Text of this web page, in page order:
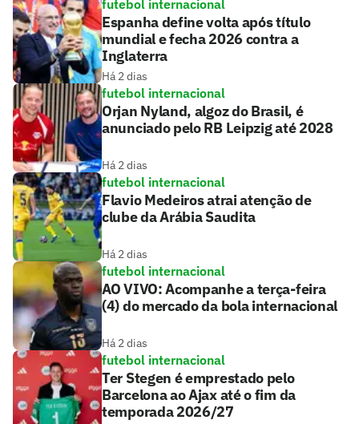
futebol internacional
Espanha define volta após título
mundial e fecha 2026 contra a
Inglaterra
Há 2 dias
futebol internacional
Orjan Nyland, algoz do Brasil, é
anunciado pelo RB Leipzig até 2028
Há 2 dias
futebol internacional
Flavio Medeiros atrai atenção de
clube da Arábia Saudita
Há 2 dias
futebol internacional
AO VIVO: Acompanhe a terça-feira
(4) do mercado da bola internacional
Há 2 dias
futebol internacional
Ter Stegen é emprestado pelo
Barcelona ao Ajax até o fim da
temporada 2026/27